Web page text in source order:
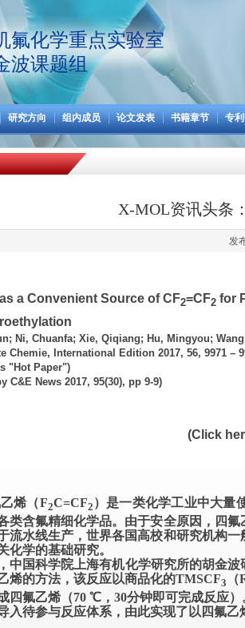
氟化学重点实验室
波课题组
研究方向 组内成员 论文发表 书籍章节 专
X-MOL资讯头条
发
a Convenient Source of CF2=CF2for
Ni, Chuanfa; Xie, Qiqiang; Hu, Mingyou;
Chemie, International Edition 2017, 56, 9971 –
"Hot Paper")
C&E News 2017, 95(30), pp 9-9)
(Click
烯（F2C=CF2 ）是一类化学工业中大量
类含氟精细化学品。由于安全原因，四
流水线生产，世界各国高校和研究机构
化学的基础研究。
国科学院上海有机化学研究所的胡金波
烯的方法，该反应以商品化的TMSCF3
四氟乙烯（70 ℃，30分钟即可完成反应
入待参与反应体系，由此实现了以四氟